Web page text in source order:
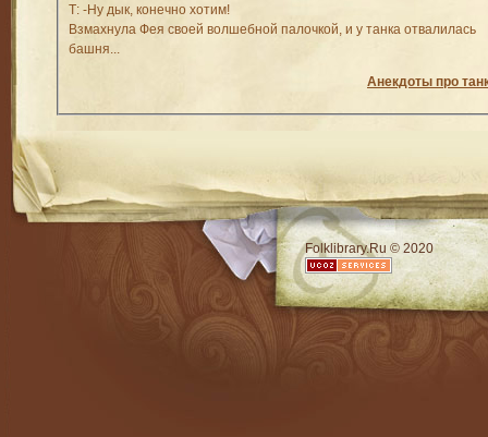
Т: -Ну дык, конечно хотим!
Взмахнула Фея своей волшебной палочкой, и у танка отвалилась
башня...
Анекдоты про
Folklibrary.Ru © 2020
RSS